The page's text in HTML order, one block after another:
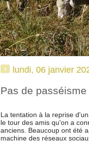
lundi, 06 janvier
Pas de passéisme
La tentation à la reprise
le tour des amis qu'on a
anciens. Beaucoup ont été
machine des réseaux